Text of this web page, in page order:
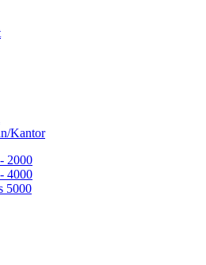
Kantor
2000
4000
5000